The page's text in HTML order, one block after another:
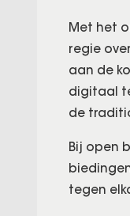
Met het
regie
aan de
digitaal
de
Bij open
tegen